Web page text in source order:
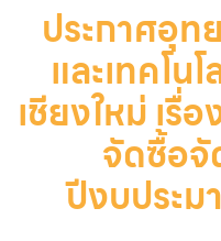
ประกาศอุท
และเทคโน
เชียงใหม่ เรื่
จัดซื้อจั
ปีงบประ